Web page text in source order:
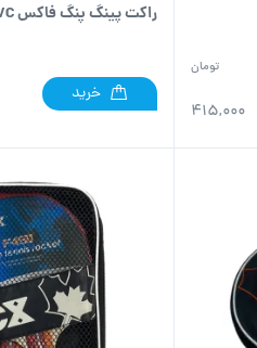
415,000
تومان
راکت پینگ پنگ فاکس PVC
خرید